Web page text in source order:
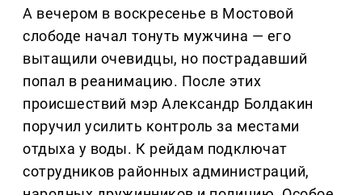
А вечером в воскресенье в Мостовой
слободе начал тонуть мужчина — его
вытащили очевидцы, но пострадавший
попал в реанимацию. После этих
происшествий мэр Александр Болдакин
поручил усилить контроль за местами
отдыха у воды. К рейдам подключат
сотрудников районных администраций,